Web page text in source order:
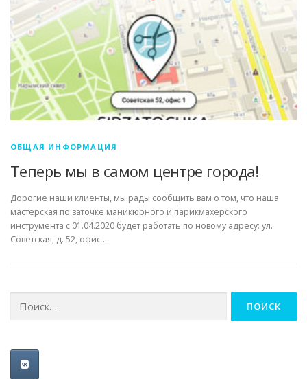
ОБЩАЯ ИНФОРМАЦИЯ
Теперь мы в самом центре города!
Дорогие наши клиенты, мы рады сообщить вам о том, что наша
мастерская по заточке маникюрного и парикмахерского
инструмента с 01.04.2020 будет работать по новому адресу: ул.
Советская, д. 52, офис …